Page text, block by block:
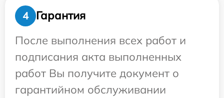
4
Гарантия
После выполнения всех работ и
подписания акта выполненных
работ Вы получите документ о
гарантийном обслуживании